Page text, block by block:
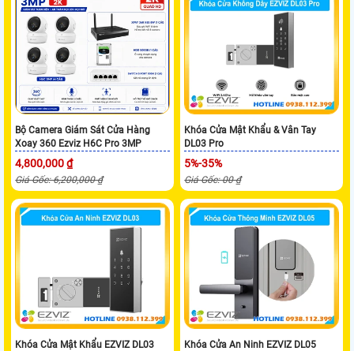
Bộ Camera Giám Sát Cửa Hàng
Xoay 360 Ezviz H6C Pro 3MP
4,800,000 ₫
Giá Gốc: 6,200,000 ₫
Khóa Cửa Mật Khẩu & Vân Tay
DL03 Pro
5%-35%
Giá Gốc: 00 ₫
Khóa Cửa Mật Khẩu EZVIZ DL03 Khóa Cửa An Ninh EZVIZ DL05